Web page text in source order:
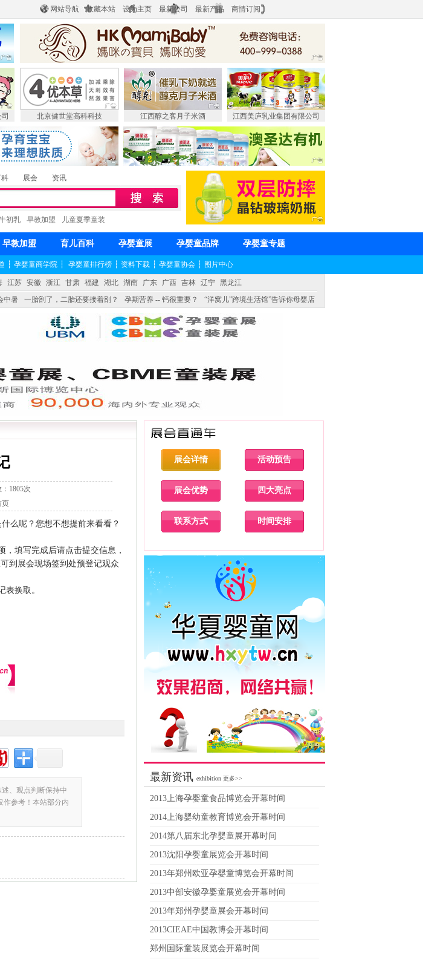
网站导航 收藏本站 设为主页 最新公司 最新产品 商情订阅
北京健世堂高科科技 江西醇之客月子米酒 江西美庐乳业集团有限公司
展会 资讯
初乳 早教加盟 儿童夏季童装
早教加盟 育儿百科 孕婴童展 孕婴童品牌 孕婴童专题
┆ 孕婴童商学院 ┆ 孕婴童排行榜 ┆ 资料下载 ┆ 孕婴童协会 ┆ 图片中心
江苏 安徽 浙江 甘肃 福建 湖北 湖南 广东 广西 吉林 辽宁 黑龙江
中暑 一胎剖了，二胎还要接着剖？ 孕期营养 -- 钙很重要？
“洋窝儿”跨境生活馆”告诉你母婴店
1805次
页
么呢？您想不想提前来看看？
填写完成后请点击提交信息，
到展会现场签到处预登记观众
换取。
、观点判断保持中
作参考！本站部分内
展会详情 活动预告
展会优势 四大亮点
联系方式 时间安排
最新资讯 exhibition 更多>>
2013上海孕婴童食品博览会开幕时间
2014上海婴幼童教育博览会开幕时间
2014第八届东北孕婴童展开幕时间
2013沈阳孕婴童展览会开幕时间
2013年郑州欧亚孕婴童博览会开幕时间
2013中部安徽孕婴童展览会开幕时间
2013年郑州孕婴童展会开幕时间
2013CIEAE中国教博会开幕时间
郑州国际童装展览会开幕时间